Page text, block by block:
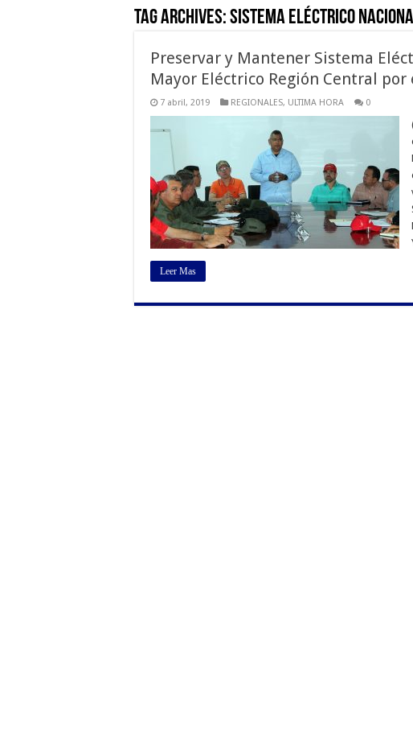
Tag Archives:Sistema Eléctrico
Preservar y Mantener Sistema
Mayor Eléctrico Región Central
7 abril, 2019 REGIONALES, ULTIMA HORA 0
Leer Mas